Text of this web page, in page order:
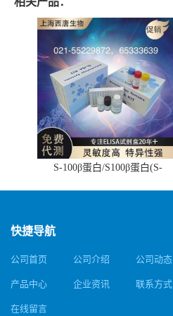
S-100β蛋白/S100β蛋白(S-
快捷导航
公司首页 公司介绍 公司动态
产品中心 企业资讯 联系方式
在线留言